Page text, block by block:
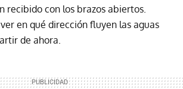
recibido con los brazos abiertos.
en qué dirección fluyen las aguas
de ahora.